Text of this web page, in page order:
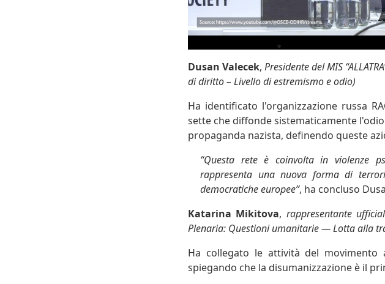
Dusan Valecek, Presidente del MIS
di diritto – Livello di estremismo e odio)
Ha identificato l'organizzazione russa
sette che diffonde sistematicamente
propaganda nazista, definendo queste
“Questa rete è coinvolta in violenze
rappresenta una nuova forma di
democratiche europee”, ha concluso
Katarina Mikitova, rappresentante
Plenaria: Questioni umanitarie — Lotta alla
Ha collegato le attività del
spiegando che la disumanizzazione è il